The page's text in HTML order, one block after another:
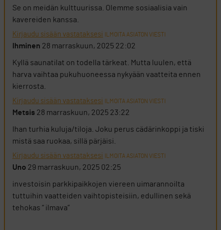
Se on meidän kulttuurissa. Olemme sosiaalisia vain
kavereiden kanssa.
Kirjaudu sisään vastataksesi ILMOITA ASIATON VIESTI
Ihminen 28 marraskuun, 2025 22:02
Kyllä saunatilat on todella tärkeat. Mutta luulen, että
harva vaihtaa pukuhuoneessa nykyään vaatteita ennen
kierrosta.
Kirjaudu sisään vastataksesi ILMOITA ASIATON VIESTI
Metsis 28 marraskuun, 2025 23:22
Ihan turhia kuluja/tiloja. Joku perus cädärinkoppi ja tiski
mistä saa ruokaa, sillä pärjäisi.
Kirjaudu sisään vastataksesi ILMOITA ASIATON VIESTI
Uno 29 marraskuun, 2025 02:25
investoisin parkkipaikkojen viereen uimarannoilta
tuttuihin vaatteiden vaihtopisteisiin, edullinen sekä
tehokas “ ilmava”